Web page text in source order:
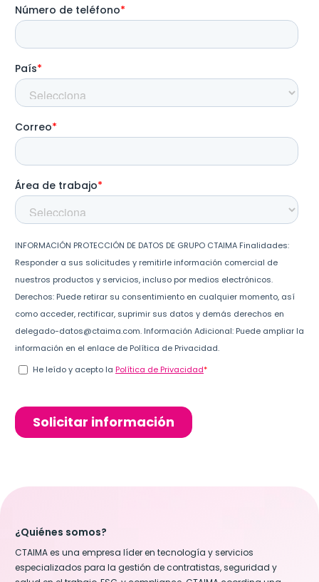
¿Quiénes somos?
CTAIMA es una empresa líder en tecnología y servicios
especializados para la gestión de contratistas, seguridad y